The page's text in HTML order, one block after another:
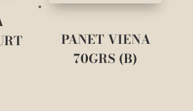
PANET VIENA
70GRS (B)